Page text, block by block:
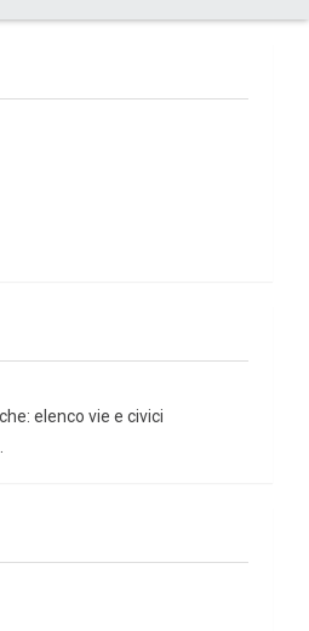
elenco vie e civici